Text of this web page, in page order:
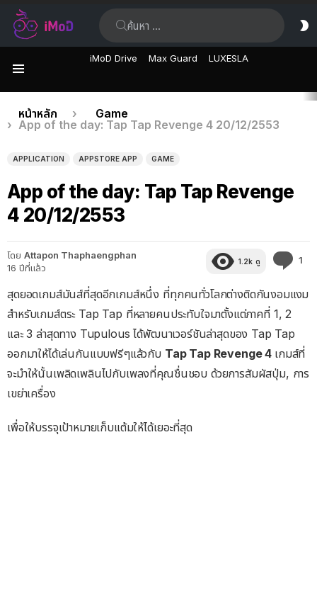
iMoD Drive Max Guard LUXESLA
เรื่อง
ล่าสุด
คุณอยู่ที่นี่:
หน้าหลัก
Game
App of the day: Tap Tap Revenge 4 20/12/2553
APPLICATION APPSTORE APP GAME
App of the day: Tap Tap Revenge
4 20/12/2553
โดย Attapon Thaphaengphan
16 ปีที่แล้ว
1.2k ดู 1
สุดยอดเกมส์มันส์ที่สุดอีกเกมส์หนึ่ง ที่ทุกคนทั่วโลกต่างติดกันงอมแงม
สำหรับเกมส์ตระ Tap Tap ที่หลายคนประทับใจมาตั้งแต่ภาคที่ 1, 2
และ 3 ล่าสุดทาง Tupulous ได้พัฒนาเวอร์ชันล่าสุดของ Tap Tap
ออกมาให้ได้เล่นกันแบบฟรีๆแล้วกับ Tap Tap Revenge4 เกมส์ที่
จะมำให้นั้นเพลิดเพลินไปกับเพลงที่คุณชื่นชอบ ด้วยการสัมผัสปุ่ม, การ
เขย่าเครื่อง
เพื่อให้บรรจุเป้าหมายเก็บแต้มให้ได้เยอะที่สุด